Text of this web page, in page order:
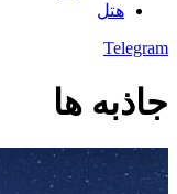
هتل
Telegram
جاذبه ها